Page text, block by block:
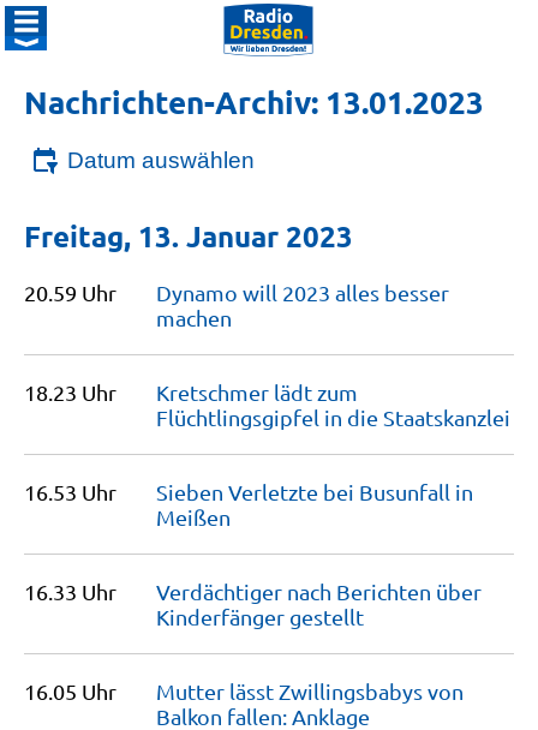
Nachrichten-Archiv: 13.01.2023
Datum auswählen
Freitag, 13. Januar 2023
20.59 Uhr
Dynamo will 2023 alles besser
machen
18.23 Uhr
Kretschmer lädt zum
Flüchtlingsgipfel in die Staatskanzlei
16.53 Uhr
Sieben Verletzte bei Busunfall in
Meißen
16.33 Uhr
Verdächtiger nach Berichten über
Kinderfänger gestellt
16.05 Uhr
Mutter lässt Zwillingsbabys von
Balkon fallen: Anklage